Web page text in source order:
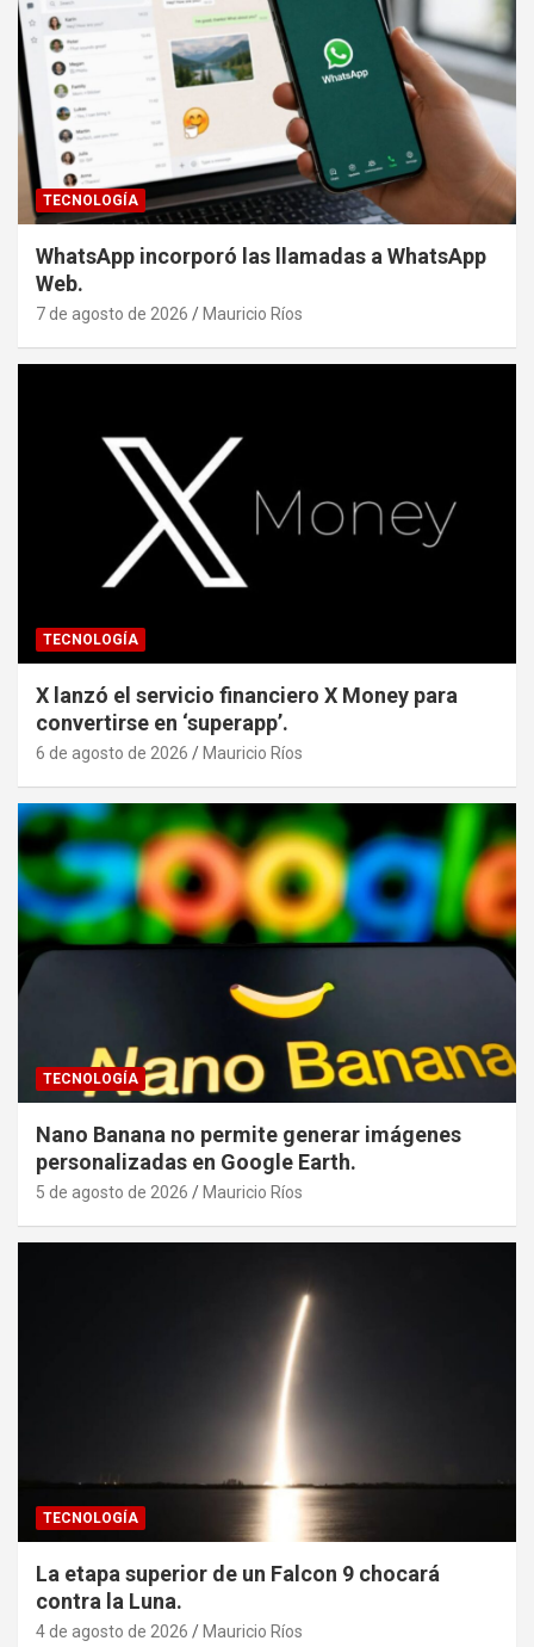
TECNOLOGÍA
WhatsApp incorporó las llamadas a WhatsApp
Web.
7 de agosto de 2026 Mauricio Ríos
TECNOLOGÍA
X lanzó el servicio financiero X Money para
convertirse en ‘superapp’.
6 de agosto de 2026 Mauricio Ríos
TECNOLOGÍA
Nano Banana no permite generar imágenes
personalizadas en Google Earth.
5 de agosto de 2026 Mauricio Ríos
TECNOLOGÍA
La etapa superior de un Falcon 9 chocará
contra la Luna.
4 de agosto de 2026 Mauricio Ríos